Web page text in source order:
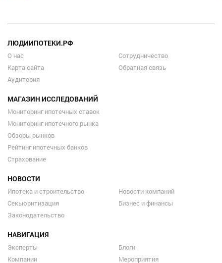
ЛЮДИИПОТЕКИ.РФ
О нас
Карта сайта
Аудитория
Сотрудничество
Обратная связь
МАГАЗИН ИССЛЕДОВАНИЙ
Мониторинг ипотечных ставок
Мониторинг ипотечного рынка
Обзоры рынков
Рейтинг ипотечных банков
Страхование
НОВОСТИ
Ипотека и строительство
Секьюритизация
Законодательство
Новости компаний
Бизнес и финансы
НАВИГАЦИЯ
Эксперты
Компании
Блоги
Мероприятия